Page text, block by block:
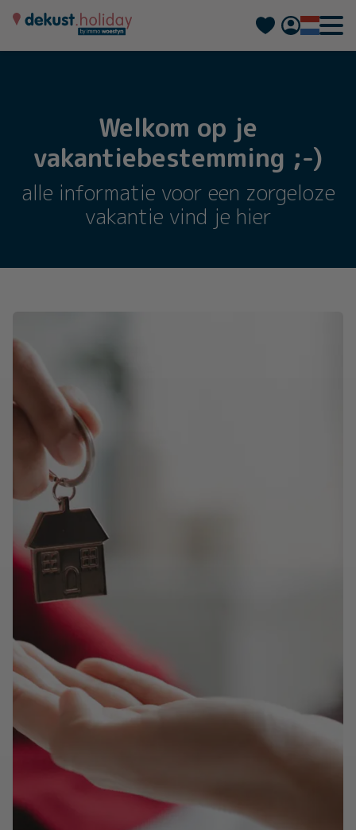
Français
Welkom op je
vakantiebestemming ;-)
alle informatie voor een zorgeloze
vakantie vind je hier